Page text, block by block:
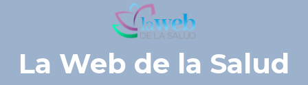
La Web de la Salud